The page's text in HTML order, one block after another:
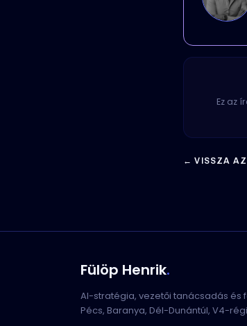
Ez az
← VISSZA
Fülöp Henrik.
AI-stratégia, vezetői tanácsadás és
Pécs, Baranya, Dél-Dunántúl, V4-